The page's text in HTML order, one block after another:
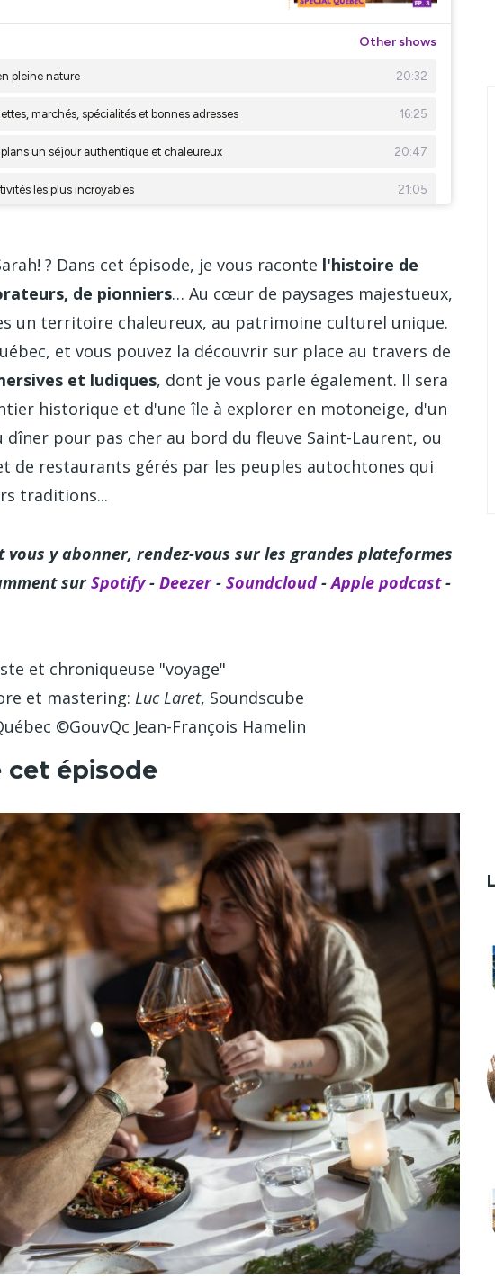
? Dans cet épisode, je vous raconte l'histoire de
de pionniers… Au cœur de paysages majestueux,
un territoire chaleureux, au patrimoine culturel unique.
et vous pouvez la découvrir sur place au travers de
et ludiques, dont je vous parle également. Il sera
historique et d'une île à explorer en motoneige, d'un
dîner pour pas cher au bord du fleuve Saint-Laurent, ou
de restaurants gérés par les peuples autochtones qui
traditions...
y abonner, rendez-vous sur les grandes plateformes
sur Spotify- Deezer- Soundcloud -Apple podcast-
et chroniqueuse "voyage"
et mastering: Luc Laret, Soundscube
©GouvQc Jean-François Hamelin
épisode